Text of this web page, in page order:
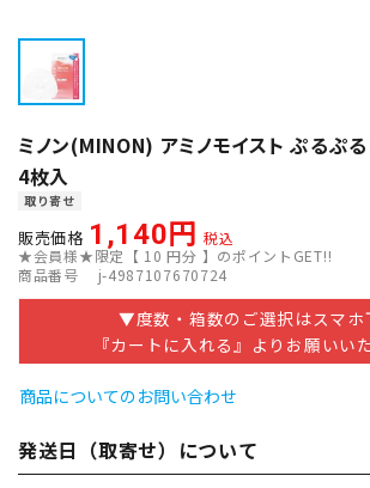
ミノン(MINON) アミノモイスト ぷるぷ
4枚入
取り寄せ
販売価格 1,140
税込
★会員様★限定【 10 円分 】のポイントGET!!
商品番号
j-4987107670724
▼度数・箱数のご選択はスマホ
『カートに入れる』よりお願いい
商品についてのお問い合わせ
発送日（取寄せ）について